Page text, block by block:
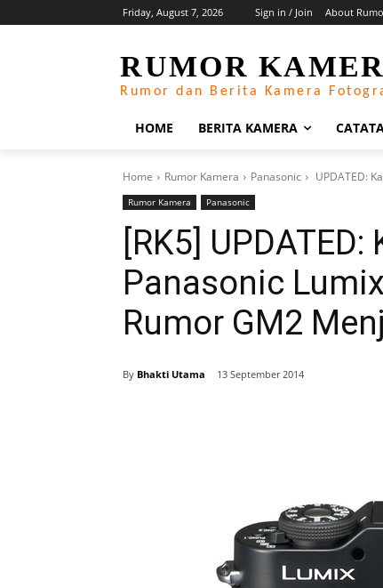
Friday, August 7, 2026 Sign in / Join About
RUMOR
Rumor dan Berita Kamera
HOME BERITA KAMERA
Home Rumor Kamera Panasonic UPDATED:
Rumor Kamera Panasonic
[RK5]
Panasonic
Rumor GM2
By Bhakti Utama 13 September 2014